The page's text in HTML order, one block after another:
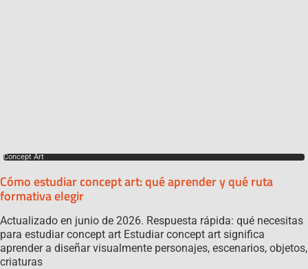
Concept Art
Cómo estudiar concept art: qué aprender y qué ruta
formativa elegir
Actualizado en junio de 2026. Respuesta rápida: qué necesitas
para estudiar concept art Estudiar concept art significa
aprender a diseñar visualmente personajes, escenarios, objetos,
criaturas